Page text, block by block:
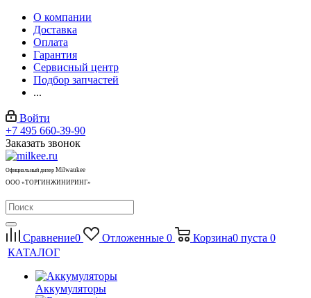
О компании
Доставка
Оплата
Гарантия
Сервисный центр
Подбор запчастей
...
Войти
+7 495 660-39-90
Заказать звонок
Официальный дилер Milwaukee
ООО «ТОРГИНЖИНИРИНГ»
Сравнение0 Отложенные 0 Корзина0 пуста 0
КАТАЛОГ
Аккумуляторы